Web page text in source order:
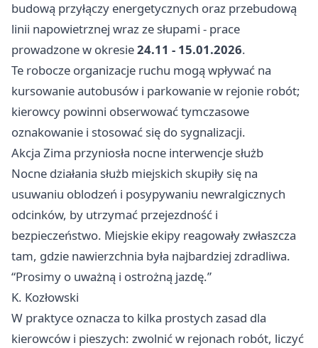
budową przyłączy energetycznych oraz przebudową
linii napowietrznej wraz ze słupami - prace
prowadzone w okresie24.11 - 15.01.2026.
Te robocze organizacje ruchu mogą wpływać na
kursowanie autobusów i parkowanie w rejonie robót;
kierowcy powinni obserwować tymczasowe
oznakowanie i stosować się do sygnalizacji.
Akcja Zima przyniosła nocne interwencje służb
Nocne działania służb miejskich skupiły się na
usuwaniu oblodzeń i posypywaniu newralgicznych
odcinków, by utrzymać przejezdność i
bezpieczeństwo. Miejskie ekipy reagowały zwłaszcza
tam, gdzie nawierzchnia była najbardziej zdradliwa.
“Prosimy o uważną i ostrożną jazdę.”
K. Kozłowski
W praktyce oznacza to kilka prostych zasad dla
kierowców i pieszych: zwolnić w rejonach robót, liczyć